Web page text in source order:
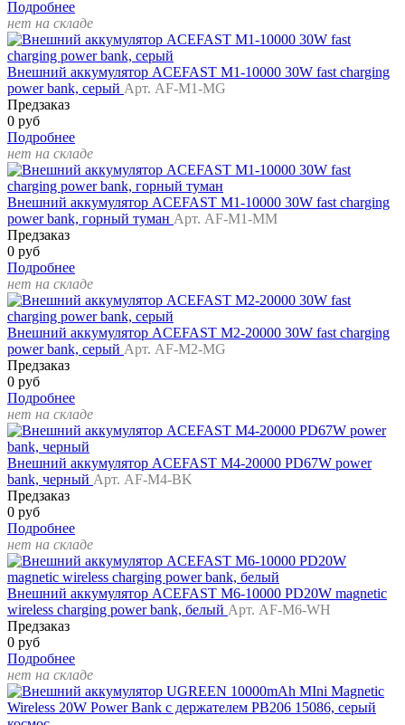
Подробнее
нет на складе
Внешний аккумулятор ACEFAST M1-10000 30W fast charging
power bank, серый Арт. AF-M1-MG
Предзаказ
0 руб
Подробнее
нет на складе
Внешний аккумулятор ACEFAST M1-10000 30W fast charging
power bank, горный туман Арт. AF-M1-MM
Предзаказ
0 руб
Подробнее
нет на складе
Внешний аккумулятор ACEFAST M2-20000 30W fast charging
power bank, серый Арт. AF-M2-MG
Предзаказ
0 руб
Подробнее
нет на складе
Внешний аккумулятор ACEFAST M4-20000 PD67W power
bank, черный Арт. AF-M4-BK
Предзаказ
0 руб
Подробнее
нет на складе
Внешний аккумулятор ACEFAST M6-10000 PD20W magnetic
wireless charging power bank, белый Арт. AF-M6-WH
Предзаказ
0 руб
Подробнее
нет на складе